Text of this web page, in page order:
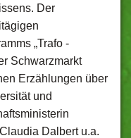
Der
„Trafo -
Schwarzmarkt
Erzählungen über
und
Dalbert u.a.